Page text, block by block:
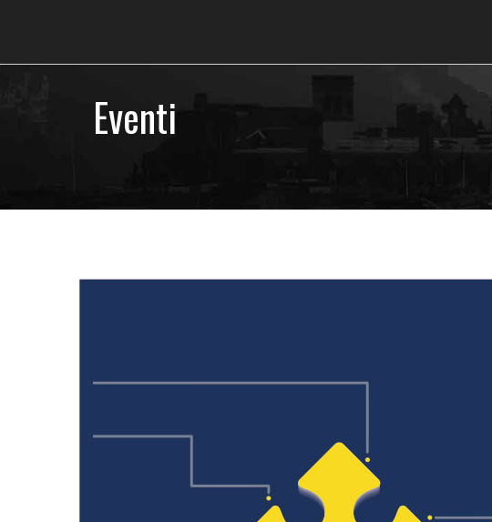
Eventi